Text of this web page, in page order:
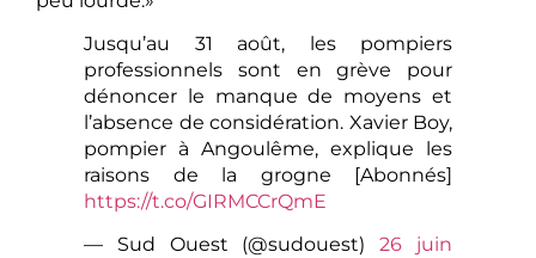
Jusqu’au 31 août, les pompiers
professionnels sont en grève pour
dénoncer le manque de moyens et
l’absence de considération. Xavier Boy,
pompier à Angoulême, explique les
raisons de la grogne [Abonnés]
https://t.co/GIRMCCrQmE
— Sud Ouest (@sudouest)26 juin